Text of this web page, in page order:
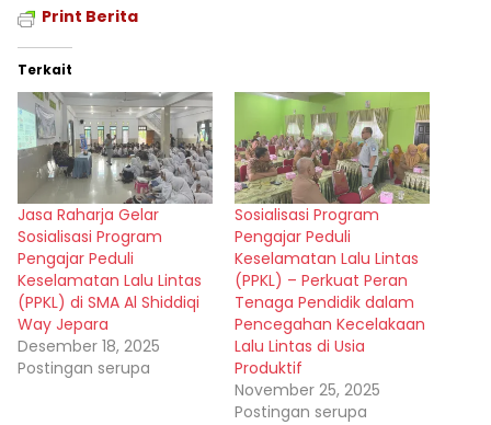
Print Berita
Terkait
Jasa Raharja Gelar
Sosialisasi Program
Pengajar Peduli
Keselamatan Lalu Lintas
(PPKL) di SMA Al Shiddiqi
Way Jepara
Desember 18, 2025
Postingan serupa
Sosialisasi Program
Pengajar Peduli
Keselamatan Lalu Lintas
(PPKL) – Perkuat Peran
Tenaga Pendidik dalam
Pencegahan Kecelakaan
Lalu Lintas di Usia
Produktif
November 25, 2025
Postingan serupa